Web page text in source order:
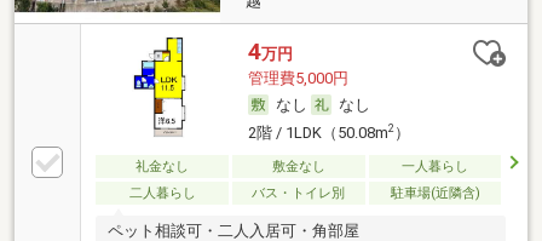
4万円
管理費5,000円
なし
なし
2階 / 1LDK（50.08m2）
礼金なし 敷金なし
一人暮らし
二人暮らし
バス・トイレ別 駐車場(近隣含)
ペット相談可・二人入居可・角部屋